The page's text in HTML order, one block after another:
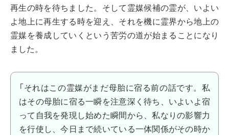
再生の時を待ちました。そして霊媒候補の霊が、いよい
よ地上に再生する時を迎え、それを機に霊界から地上の
霊媒を養成していくという苦労の道が始まることになり
ました。
「それはこの霊媒がまだ母胎に宿る前の話です。私
はその母胎に宿る一瞬を注意深く待ち、いよいよ宿
って自我を発現し始めた瞬間から、私なりの影響力
を行使し、今日まで続いている一体関係がその時か